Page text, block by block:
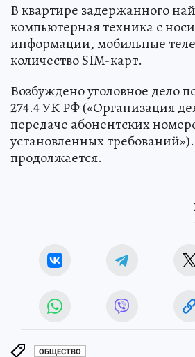
В квартире задержанного
компьютерная техника с
информации, мобильные
количество SIM-карт.
Возбуждено уголовное дело
274.4 УК РФ («Организация
передаче абонентских
установленных
продолжается.
ОБЩЕСТВО